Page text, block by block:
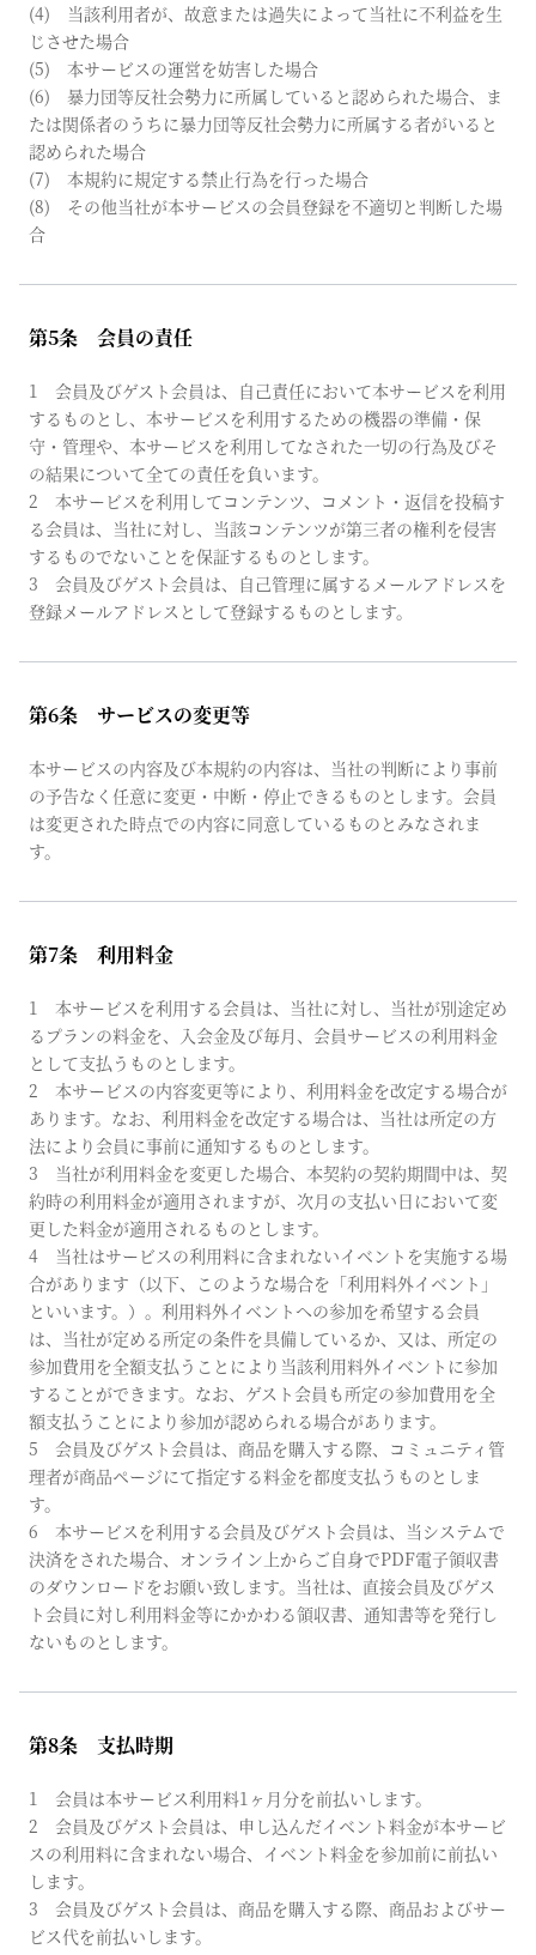
(4) 当該利用者が、故意または過失によって当社に不利益を生
じさせた場合
(5) 本サービスの運営を妨害した場合
(6) 暴力団等反社会勢力に所属していると認められた場合、ま
たは関係者のうちに暴力団等反社会勢力に所属する者がいると
認められた場合
(7) 本規約に規定する禁止行為を行った場合
(8) その他当社が本サービスの会員登録を不適切と判断した場
合
第5条 会員の責任
1 会員及びゲスト会員は、自己責任において本サービスを利用
するものとし、本サービスを利用するための機器の準備・保
守・管理や、本サービスを利用してなされた一切の行為及びそ
の結果について全ての責任を負います。
2 本サービスを利用してコンテンツ、コメント・返信を投稿す
る会員は、当社に対し、当該コンテンツが第三者の権利を侵害
するものでないことを保証するものとします。
3 会員及びゲスト会員は、自己管理に属するメールアドレスを
登録メールアドレスとして登録するものとします。
第6条 サービスの変更等
本サービスの内容及び本規約の内容は、当社の判断により事前
の予告なく任意に変更・中断・停止できるものとします。会員
は変更された時点での内容に同意しているものとみなされま
す。
第7条 利用料金
1 本サービスを利用する会員は、当社に対し、当社が別途定め
るプランの料金を、入会金及び毎月、会員サービスの利用料金
として支払うものとします。
2 本サービスの内容変更等により、利用料金を改定する場合が
あります。なお、利用料金を改定する場合は、当社は所定の方
法により会員に事前に通知するものとします。
3 当社が利用料金を変更した場合、本契約の契約期間中は、契
約時の利用料金が適用されますが、次月の支払い日において変
更した料金が適用されるものとします。
4 当社はサービスの利用料に含まれないイベントを実施する場
合があります（以下、このような場合を「利用料外イベント」
といいます。）。利用料外イベントへの参加を希望する会員
は、当社が定める所定の条件を具備しているか、又は、所定の
参加費用を全額支払うことにより当該利用料外イベントに参加
することができます。なお、ゲスト会員も所定の参加費用を全
額支払うことにより参加が認められる場合があります。
5 会員及びゲスト会員は、商品を購入する際、コミュニティ管
理者が商品ページにて指定する料金を都度支払うものとしま
す。
6 本サービスを利用する会員及びゲスト会員は、当システムで
決済をされた場合、オンライン上からご自身でPDF電子領収書
のダウンロードをお願い致します。当社は、直接会員及びゲス
ト会員に対し利用料金等にかかわる領収書、通知書等を発行し
ないものとします。
第8条 支払時期
1 会員は本サービス利用料1ヶ月分を前払いします。
2 会員及びゲスト会員は、申し込んだイベント料金が本サービ
スの利用料に含まれない場合、イベント料金を参加前に前払い
します。
3 会員及びゲスト会員は、商品を購入する際、商品およびサー
ビス代を前払いします。